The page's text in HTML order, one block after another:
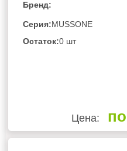
Бренд:
Серия:MUSSONE
Остаток:0 шт
Цена: